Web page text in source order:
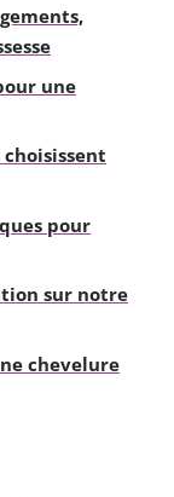
une
choisissent
pour
sur notre
chevelure